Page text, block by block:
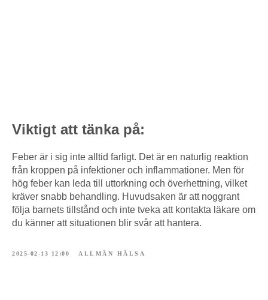
Viktigt att tänka på:
Feber är i sig inte alltid farligt. Det är en naturlig reaktion
från kroppen på infektioner och inflammationer. Men för
hög feber kan leda till uttorkning och överhettning, vilket
kräver snabb behandling. Huvudsaken är att noggrant
följa barnets tillstånd och inte tveka att kontakta läkare om
du känner att situationen blir svår att hantera.
2025-02-13 12:00 ALLMÄN HÄLSA